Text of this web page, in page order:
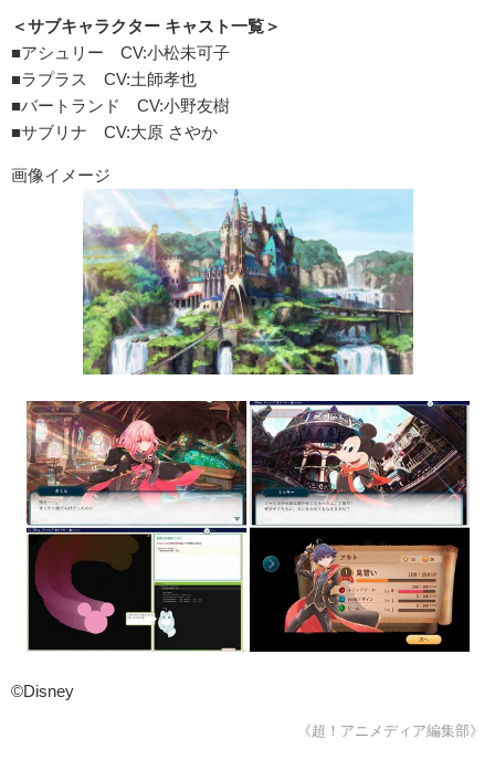
＜サブキャラクター キャスト一覧＞
■アシュリー CV:小松未可子
■ラプラス CV:土師孝也
■バートランド CV:小野友樹
■サブリナ CV:大原 さやか
画像イメージ
©Disney
《超！アニメディア編集部》